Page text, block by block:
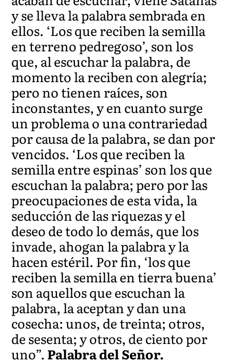
y se lleva la palabra sembrada en
ellos. ‘Los que reciben la semilla
en terreno pedregoso’, son los
que, al escuchar la palabra, de
momento la reciben con alegría;
pero no tienen raíces, son
inconstantes, y en cuanto surge
un problema o una contrariedad
por causa de la palabra, se dan por
vencidos. ‘Los que reciben la
semilla entre espinas’ son los que
escuchan la palabra; pero por las
preocupaciones de esta vida, la
seducción de las riquezas y el
deseo de todo lo demás, que los
invade, ahogan la palabra y la
hacen estéril. Por fin, ‘los que
reciben la semilla en tierra buena’
son aquellos que escuchan la
palabra, la aceptan y dan una
cosecha: unos, de treinta; otros,
de sesenta; y otros, de ciento por
uno”. Palabra del Señor.